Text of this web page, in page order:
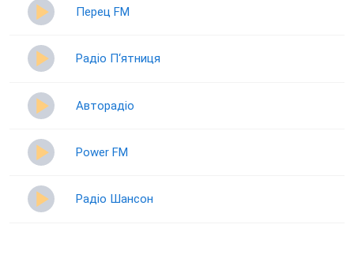
Перец FM
Радіо П‘ятниця
Авторадіо
Power FM
Радіо Шансон